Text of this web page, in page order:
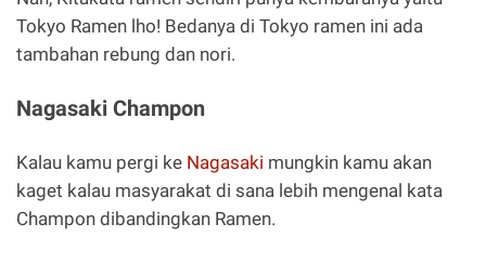
Tokyo Ramen lho! Bedanya di Tokyo ramen ini ada
tambahan rebung dan nori.
Nagasaki Champon
Kalau kamu pergi ke Nagasaki mungkin kamu akan
kaget kalau masyarakat di sana lebih mengenal kata
Champon dibandingkan Ramen.